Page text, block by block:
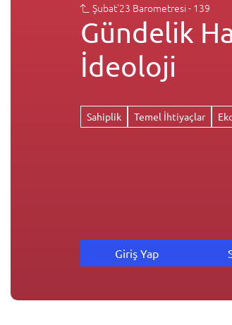
Şubat'23 Barometresi - 139
Gündelik
İdeoloji
Sahiplik Temel İhtiyaçlar
Giriş Yap